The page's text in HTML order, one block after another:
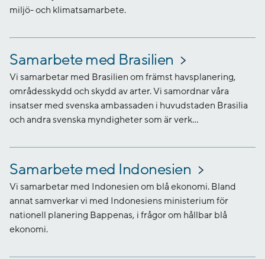
miljö- och klimatsamarbete.
Samarbete med Brasilien
Vi samarbetar med Brasilien om främst havsplanering,
områdesskydd och skydd av arter. Vi samordnar våra
insatser med svenska ambassaden i huvudstaden Brasilia
och andra svenska myndigheter som är verk...
Samarbete med Indonesien
Vi samarbetar med Indonesien om blå ekonomi. Bland
annat samverkar vi med Indonesiens ministerium för
nationell planering Bappenas, i frågor om hållbar blå
ekonomi.